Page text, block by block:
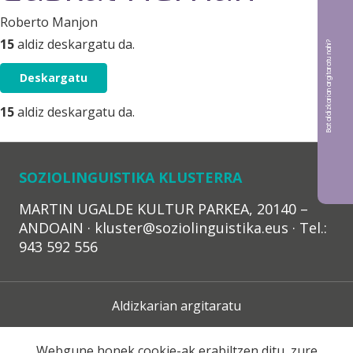
Roberto Manjon
15aldiz deskargatu da.
Deskargatu
15aldiz deskargatu da.
SOZIOLINGUISTIKA KLUSTERRA
MARTIN UGALDE KULTUR PARKEA, 20140 –
ANDOAIN · kluster@soziolinguistika.eus · Tel.:
943 592 556
Aldizkarian argitaratu
Lege Oharra
Bat aldizkarian argitaratu nahi?